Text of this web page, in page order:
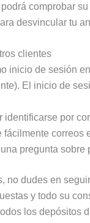
comprobar
desvincular tu
clientes
inicio de sesión
El inicio de
identificarse por
fácilmente correos
pregunta sobre
no dudes en
y todo su
los depósitos